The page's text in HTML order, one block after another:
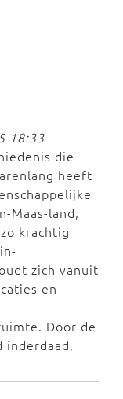
18:33
die
heeft
Maas-land,
krachtig
zich vanuit
en
Door de
inderdaad,